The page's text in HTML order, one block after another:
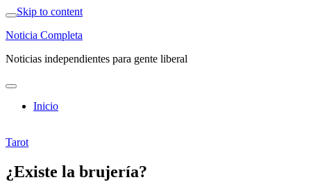
Skip to content
Noticia Completa
Noticias independientes para gente liberal
Inicio
Tarot
¿Existe la brujería?